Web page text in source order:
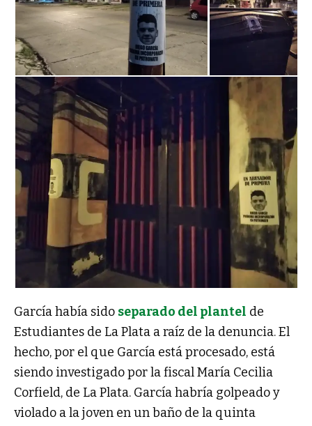
García había sido separado del plantel de
Estudiantes de La Plata a raíz de la denuncia. El
hecho, por el que García está procesado, está
siendo investigado por la fiscal María Cecilia
Corfield, de La Plata. García habría golpeado y
violado a la joven en un baño de la quinta